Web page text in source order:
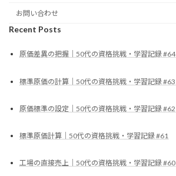
お問い合わせ
Recent Posts
原価差異の把握｜50代の資格挑戦・学習記録 #64
標準原価の計算｜50代の資格挑戦・学習記録 #63
原価標準の設定｜50代の資格挑戦・学習記録 #62
標準原価計算｜50代の資格挑戦・学習記録 #61
工場の直接売上｜50代の資格挑戦・学習記録 #60